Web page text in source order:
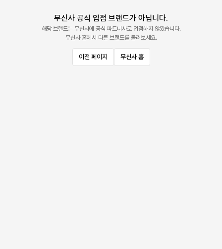
무신사 공식 입점 브랜드가 아닙니다.
해당 브랜드는 무신사에 공식 파트너사로 입점하지 않았습니다.
무신사 홈에서 다른 브랜드를 둘러보세요.
이전 페이지 무신사 홈